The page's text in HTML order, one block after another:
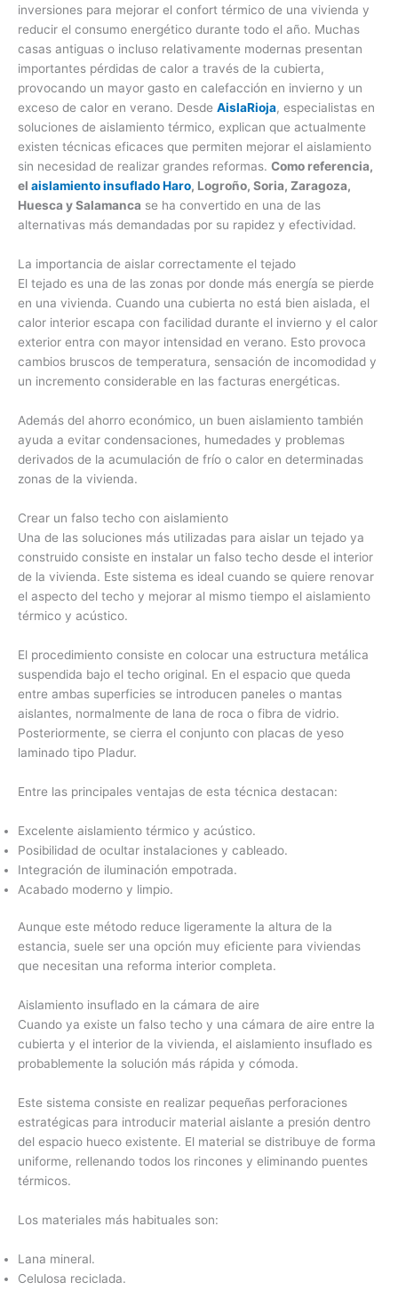
inversiones para mejorar el confort térmico de una vivienda y
reducir el consumo energético durante todo el año. Muchas
casas antiguas o incluso relativamente modernas presentan
importantes pérdidas de calor a través de la cubierta,
provocando un mayor gasto en calefacción en invierno y un
exceso de calor en verano. Desde AislaRioja, especialistas en
soluciones de aislamiento térmico, explican que actualmente
existen técnicas eficaces que permiten mejorar el aislamiento
sin necesidad de realizar grandes reformas. Como referencia,
el aislamiento insuflado Haro, Logroño, Soria, Zaragoza,
Huesca y Salamanca se ha convertido en una de las
alternativas más demandadas por su rapidez y efectividad.
La importancia de aislar correctamente el tejado
El tejado es una de las zonas por donde más energía se pierde
en una vivienda. Cuando una cubierta no está bien aislada, el
calor interior escapa con facilidad durante el invierno y el calor
exterior entra con mayor intensidad en verano. Esto provoca
cambios bruscos de temperatura, sensación de incomodidad y
un incremento considerable en las facturas energéticas.
Además del ahorro económico, un buen aislamiento también
ayuda a evitar condensaciones, humedades y problemas
derivados de la acumulación de frío o calor en determinadas
zonas de la vivienda.
Crear un falso techo con aislamiento
Una de las soluciones más utilizadas para aislar un tejado ya
construido consiste en instalar un falso techo desde el interior
de la vivienda. Este sistema es ideal cuando se quiere renovar
el aspecto del techo y mejorar al mismo tiempo el aislamiento
térmico y acústico.
El procedimiento consiste en colocar una estructura metálica
suspendida bajo el techo original. En el espacio que queda
entre ambas superficies se introducen paneles o mantas
aislantes, normalmente de lana de roca o fibra de vidrio.
Posteriormente, se cierra el conjunto con placas de yeso
laminado tipo Pladur.
Entre las principales ventajas de esta técnica destacan:
Excelente aislamiento térmico y acústico.
Posibilidad de ocultar instalaciones y cableado.
Integración de iluminación empotrada.
Acabado moderno y limpio.
Aunque este método reduce ligeramente la altura de la
estancia, suele ser una opción muy eficiente para viviendas
que necesitan una reforma interior completa.
Aislamiento insuflado en la cámara de aire
Cuando ya existe un falso techo y una cámara de aire entre la
cubierta y el interior de la vivienda, el aislamiento insuflado es
probablemente la solución más rápida y cómoda.
Este sistema consiste en realizar pequeñas perforaciones
estratégicas para introducir material aislante a presión dentro
del espacio hueco existente. El material se distribuye de forma
uniforme, rellenando todos los rincones y eliminando puentes
térmicos.
Los materiales más habituales son:
Lana mineral.
Celulosa reciclada.